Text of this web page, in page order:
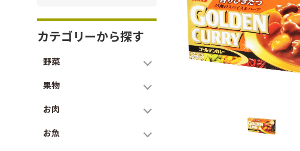
カテゴリーから探す
野菜
果物
お肉
お魚